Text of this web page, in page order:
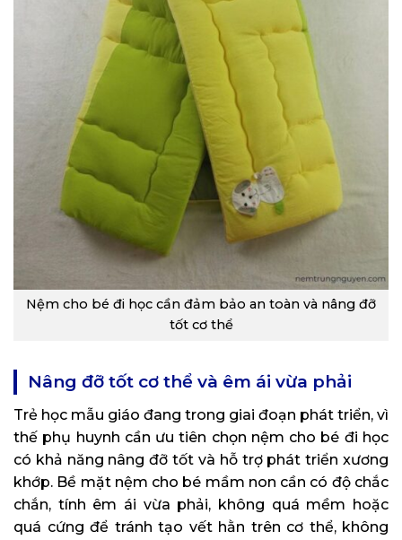
Nệm cho bé đi học cần đảm bảo an toàn và nâng đỡ
tốt cơ thể
Nâng đỡ tốt cơ thể và êm ái vừa phải
Trẻ học mẫu giáo đang trong giai đoạn phát triển, vì
thế phụ huynh cần ưu tiên chọn nệm cho bé đi học
có khả năng nâng đỡ tốt và hỗ trợ phát triển xương
khớp. Bề mặt nệm cho bé mầm non cần có độ chắc
chắn, tính êm ái vừa phải, không quá mềm hoặc
quá cứng để tránh tạo vết hằn trên cơ thể, không